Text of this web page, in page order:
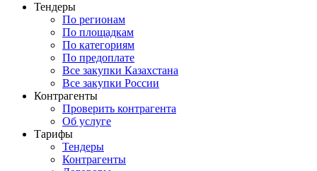
Тендеры
По регионам
По площадкам
По категориям
По предоплате
Все закупки Казахстана
Все закупки России
Контрагенты
Проверить контрагента
Об услуге
Тарифы
Тендеры
Контрагенты